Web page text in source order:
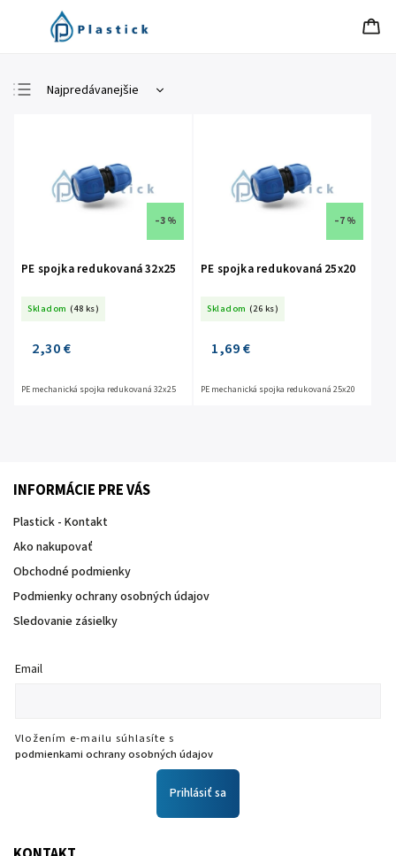
Najpredávanejšie
Abecedne
–3 %
PE spojka redukovaná 32x25
Skladom (48 ks)
2,30 €
PE mechanická spojka redukovaná 32x25
–7 %
PE spojka redukovaná 25x20
Skladom (26 ks)
1,69 €
PE mechanická spojka redukovaná 25x20
INFORMÁCIE PRE VÁS
Plastick - Kontakt
Ako nakupovať
Obchodné podmienky
Podmienky ochrany osobných údajov
Sledovanie zásielky
Email
Vložením e-mailu súhlasíte s
podmienkami ochrany osobných údajov
Prihlásiť sa